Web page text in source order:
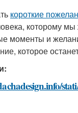
короткие
которому мы
моменты и
которое